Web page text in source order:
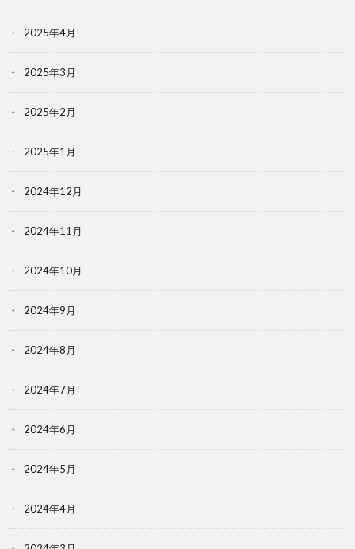
2025年4月
2025年3月
2025年2月
2025年1月
2024年12月
2024年11月
2024年10月
2024年9月
2024年8月
2024年7月
2024年6月
2024年5月
2024年4月